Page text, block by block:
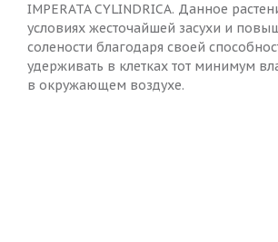
IMPERATA CYLINDRICA. Данное
условиях жесточайшей засухи и
солености благодаря своей
удерживать в клетках тот минимум
в окружающем воздухе.